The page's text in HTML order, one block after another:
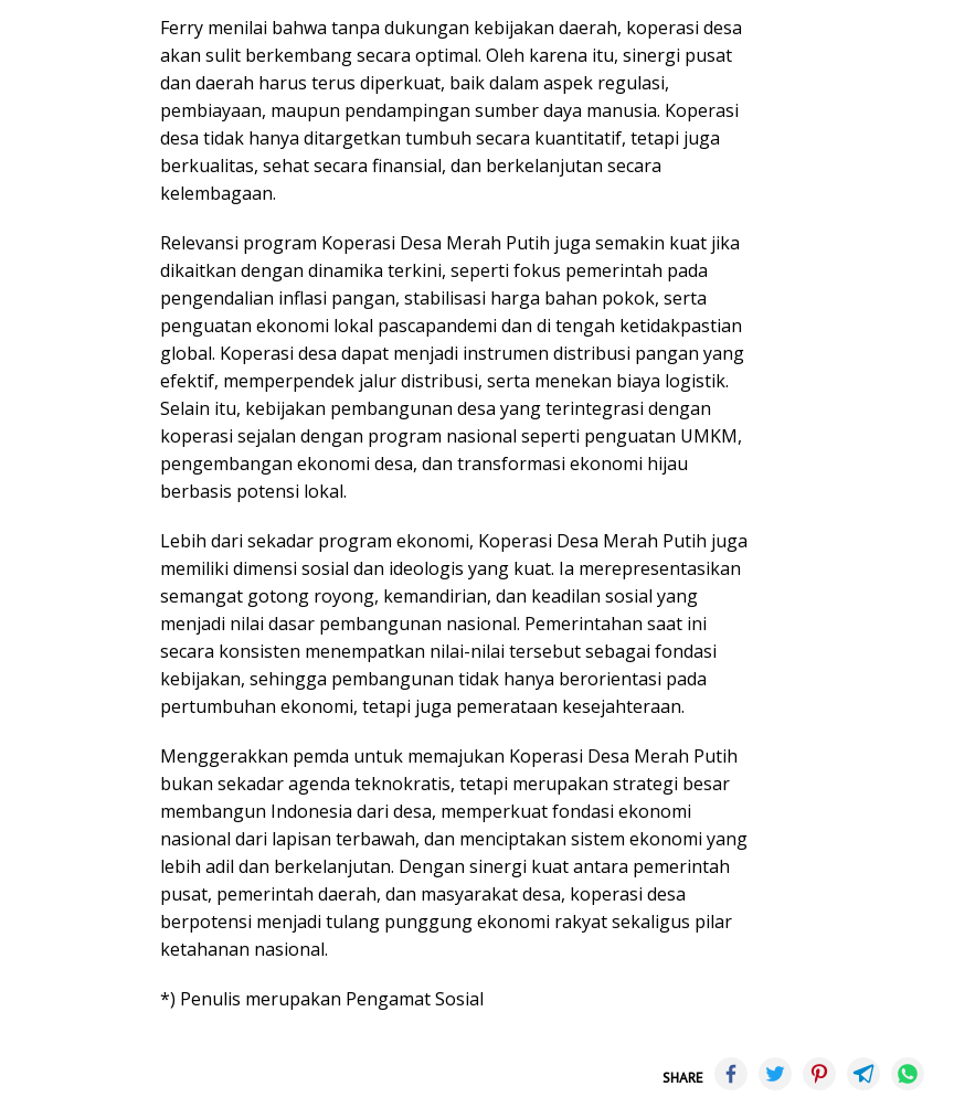
Ferry menilai bahwa tanpa dukungan kebijakan daerah, koperasi desa
akan sulit berkembang secara optimal. Oleh karena itu, sinergi pusat
dan daerah harus terus diperkuat, baik dalam aspek regulasi,
pembiayaan, maupun pendampingan sumber daya manusia. Koperasi
desa tidak hanya ditargetkan tumbuh secara kuantitatif, tetapi juga
berkualitas, sehat secara finansial, dan berkelanjutan secara
kelembagaan.
Relevansi program Koperasi Desa Merah Putih juga semakin kuat jika
dikaitkan dengan dinamika terkini, seperti fokus pemerintah pada
pengendalian inflasi pangan, stabilisasi harga bahan pokok, serta
penguatan ekonomi lokal pascapandemi dan di tengah ketidakpastian
global. Koperasi desa dapat menjadi instrumen distribusi pangan yang
efektif, memperpendek jalur distribusi, serta menekan biaya logistik.
Selain itu, kebijakan pembangunan desa yang terintegrasi dengan
koperasi sejalan dengan program nasional seperti penguatan UMKM,
pengembangan ekonomi desa, dan transformasi ekonomi hijau
berbasis potensi lokal.
Lebih dari sekadar program ekonomi, Koperasi Desa Merah Putih juga
memiliki dimensi sosial dan ideologis yang kuat. Ia merepresentasikan
semangat gotong royong, kemandirian, dan keadilan sosial yang
menjadi nilai dasar pembangunan nasional. Pemerintahan saat ini
secara konsisten menempatkan nilai-nilai tersebut sebagai fondasi
kebijakan, sehingga pembangunan tidak hanya berorientasi pada
pertumbuhan ekonomi, tetapi juga pemerataan kesejahteraan.
Menggerakkan pemda untuk memajukan Koperasi Desa Merah Putih
bukan sekadar agenda teknokratis, tetapi merupakan strategi besar
membangun Indonesia dari desa, memperkuat fondasi ekonomi
nasional dari lapisan terbawah, dan menciptakan sistem ekonomi yang
lebih adil dan berkelanjutan. Dengan sinergi kuat antara pemerintah
pusat, pemerintah daerah, dan masyarakat desa, koperasi desa
berpotensi menjadi tulang punggung ekonomi rakyat sekaligus pilar
ketahanan nasional.
*) Penulis merupakan Pengamat Sosial
SHARE